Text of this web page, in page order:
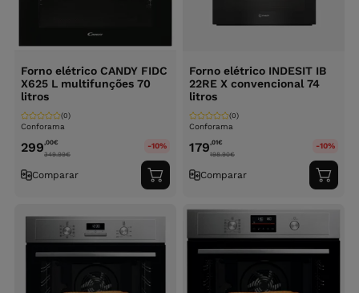
Forno elétrico CANDY FIDC
X625 L multifunções 70
litros
Conforama
(0)
299,00€
349.99€
-10%
Comparar
Adicionar
ao
Forno elétrico INDESIT IB
22RE X convencional 74
litros
Conforama
(0)
179,01€
198.90€
-10%
Comparar
ao